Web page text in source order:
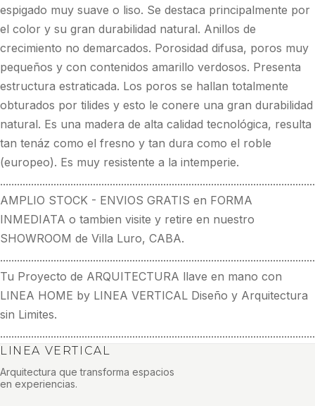
espigado muy suave o liso. Se destaca principalmente por
el color y su gran durabilidad natural. Anillos de
crecimiento no demarcados. Porosidad difusa, poros muy
pequeños y con contenidos amarillo verdosos. Presenta
estructura estraticada. Los poros se hallan totalmente
obturados por tilides y esto le conere una gran durabilidad
natural. Es una madera de alta calidad tecnológica, resulta
tan tenáz como el fresno y tan dura como el roble
(europeo). Es muy resistente a la intemperie.
AMPLIO STOCK - ENVIOS GRATIS en FORMA
INMEDIATA o tambien visite y retire en nuestro
SHOWROOM de Villa Luro, CABA.
Tu Proyecto de ARQUITECTURA llave en mano con
LINEA HOME by LINEA VERTICAL Diseño y Arquitectura
sin Limites.
LINEA VERTICAL
Arquitectura que transforma espacios
en experiencias.